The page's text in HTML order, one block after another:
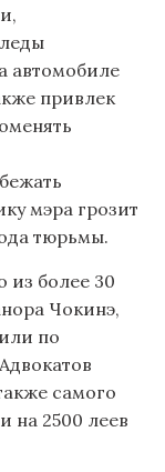
автомобиле
привлек
мэра грозит
тюрьмы.
из более 30
Чокинэ,
по
самого
на 2500 леев